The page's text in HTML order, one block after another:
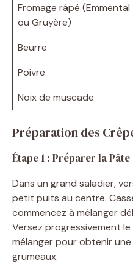
Fromage râpé (Emmental
ou Gruyère)
Beurre
Poivre
Noix de muscade
Préparation des
Étape 1 : Préparer la Pâte
Dans un grand saladier,
petit puits au centre.
commencez à mélanger
Versez progressivement
mélanger pour obtenir
grumeaux.